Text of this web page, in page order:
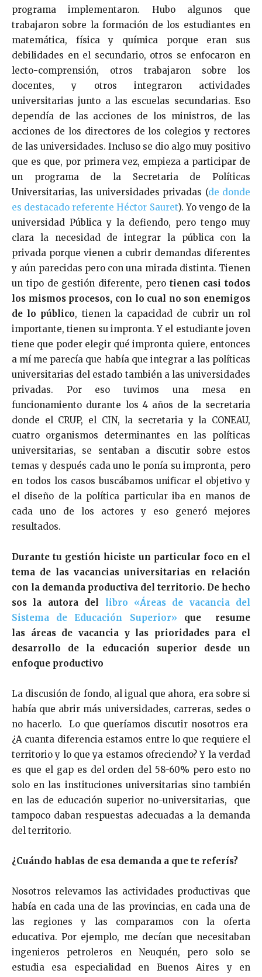
programa implementaron. Hubo algunos que
trabajaron sobre la formación de los estudiantes en
matemática, física y química porque eran sus
debilidades en el secundario, otros se enfocaron en
lecto-comprensión, otros trabajaron sobre los
docentes, y otros integraron actividades
universitarias junto a las escuelas secundarias. Eso
dependía de las acciones de los ministros, de las
acciones de los directores de los colegios y rectores
de las universidades. Incluso se dio algo muy positivo
que es que, por primera vez, empieza a participar de
un programa de la Secretaria de Políticas
Universitarias, las universidades privadas (de donde
es destacado referente Héctor Sauret). Yo vengo de la
universidad Pública y la defiendo, pero tengo muy
clara la necesidad de integrar la pública con la
privada porque vienen a cubrir demandas diferentes
y aún parecidas pero con una mirada distinta. Tienen
un tipo de gestión diferente, pero tienen casi todos
los mismos procesos, con lo cual no son enemigos
de lo público, tienen la capacidad de cubrir un rol
importante, tienen su impronta. Y el estudiante joven
tiene que poder elegir qué impronta quiere, entonces
a mí me parecía que había que integrar a las políticas
universitarias del estado también a las universidades
privadas. Por eso tuvimos una mesa en
funcionamiento durante los 4 años de la secretaria
donde el CRUP, el CIN, la secretaria y la CONEAU,
cuatro organismos determinantes en las políticas
universitarias, se sentaban a discutir sobre estos
temas y después cada uno le ponía su impronta, pero
en todos los casos buscábamos unificar el objetivo y
el diseño de la política particular iba en manos de
cada uno de los actores y eso generó mejores
resultados.
Durante tu gestión hiciste un particular foco en el
tema de las vacancias universitarias en relación
con la demanda productiva del territorio. De hecho
sos la autora del
libro «Áreas de vacancia del
Sistema de Educación Superior» que resume
las áreas de vacancia y las prioridades para el
desarrollo de la educación superior desde un
enfoque productivo
La discusión de fondo, al igual que ahora, era sobre si
había que abrir más universidades, carreras, sedes o
no hacerlo. Lo que queríamos discutir nosotros era
¿A cuanta diferencia estamos entre lo que requiere el
territorio y lo que ya estamos ofreciendo? Y la verdad
es que el gap es del orden del 58-60% pero esto no
solo en las instituciones universitarias sino también
en las de educación superior no-universitarias, que
tampoco daban respuestas adecuadas a la demanda
del territorio.
¿Cuándo hablas de esa demanda a que te referís?
Nosotros relevamos las actividades productivas que
había en cada una de las provincias, en cada una de
las regiones y las comparamos con la oferta
educativa. Por ejemplo, me decían que necesitaban
ingenieros petroleros en Neuquén, pero solo se
estudia esa especialidad en Buenos Aires y en